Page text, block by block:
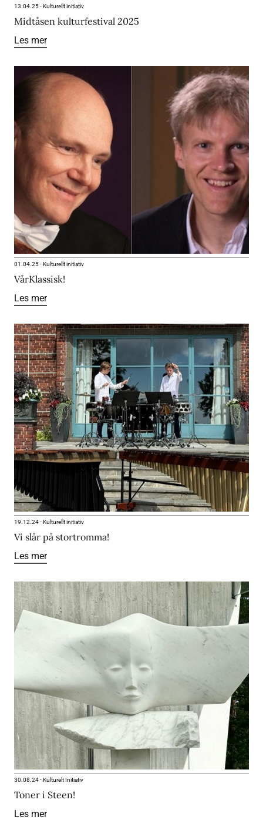
13.04.25-Kulturellt initiativ
Midtåsen kulturfestival 2025
Les mer
01.04.25-Kulturellt initiativ
VårKlassisk!
Les mer
19.12.24-Kulturellt initiativ
Vi slår på stortromma!
Les mer
30.08.24-Kulturelt Initiativ
Toner i Steen!
Les mer